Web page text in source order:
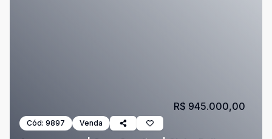
Cód: 9897 Venda
R$ 945.000,00